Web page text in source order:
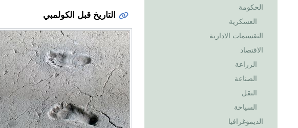
الحكومة
العسكرية
التقسيمات الادارية
الاقتصاد
الزراعة
الصناعة
النقل
السياحة
الديموغرافيا
التاريخ قبل الكولمبي